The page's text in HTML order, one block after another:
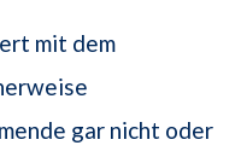
mit dem
gar nicht oder